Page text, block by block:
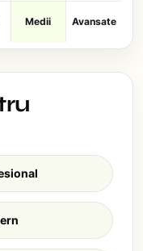
Medii Avansate